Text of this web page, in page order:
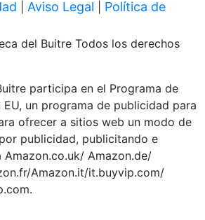
Aviso Legal
Política de
del Buitre Todos los derechos
participa en el Programa de
un programa de publicidad para
ofrecer a sitios web un modo de
publicidad, publicitando e
Amazon.co.uk/ Amazon.de/
Amazon.it/it.buyvip.com/